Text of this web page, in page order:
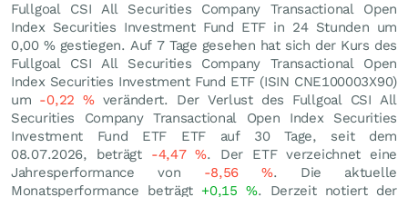
Fullgoal CSI All Securities Company Transactional Open
Index Securities Investment Fund ETF in 24 Stunden um
0,00 %gestiegen. Auf 7 Tage gesehen hat sich der Kurs des
Fullgoal CSI All Securities Company Transactional Open
Index Securities Investment Fund ETF (ISIN CNE100003X90)
um -0,22%verändert. Der Verlust des Fullgoal CSI All
Securities Company Transactional Open Index Securities
Investment Fund ETF ETF auf 30 Tage, seit dem
08.07.2026, beträgt -4,47%. Der ETF verzeichnet eine
Jahresperformance von -8,56%. Die aktuelle
Monatsperformance beträgt +0,15 %. Derzeit notiert der